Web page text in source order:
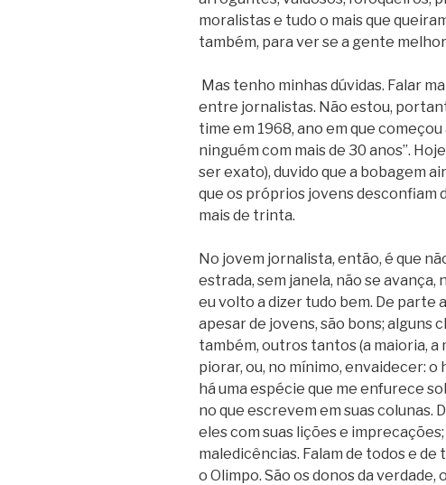
moralistas e tudo o mais que
também, para ver se a gente
Mas tenho minhas dúvidas. Falar
entre jornalistas. Não estou,
time em 1968, ano em que
ninguém com mais de 30 anos”.
ser exato), duvido que a bobagem
que os próprios jovens desconfiam
mais de trinta.
No jovem jornalista, então, é que
estrada, sem janela, não se avança,
eu volto a dizer tudo bem. De parte
apesar de jovens, são bons; alguns
também, outros tantos (a maioria, a
piorar, ou, no mínimo, envaidecer:
há uma espécie que me enfurece
no que escrevem em suas colunas.
eles com suas lições e
maledicências. Falam de todos e
o Olimpo. São os donos da